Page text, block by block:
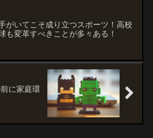
がいてこそ成り立つスポーツ！高校
も変革すべきことが多々ある！
に家庭環